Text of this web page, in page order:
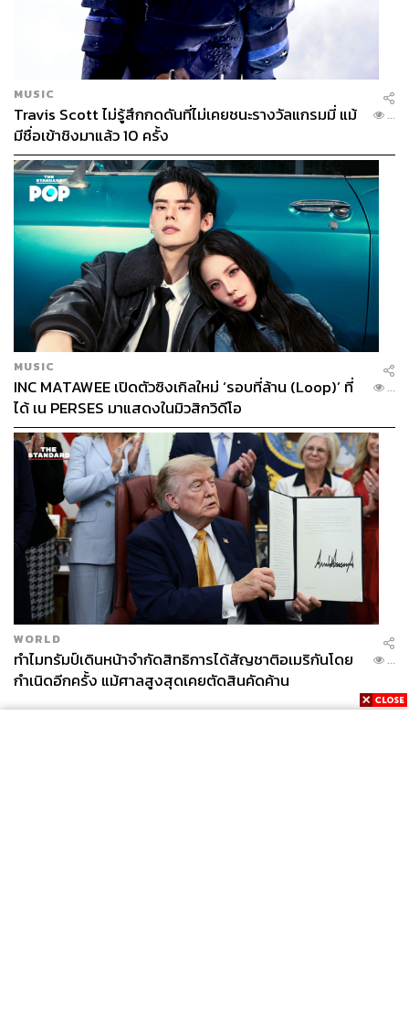
MUSIC
Travis Scott ไม่รู้สึกกดดันที่ไม่เคยชนะรางวัลแกรมมี่ แม้
มีชื่อเข้าชิงมาแล้ว 10 ครั้ง
...
MUSIC
INC MATAWEE เปิดตัวซิงเกิลใหม่ ‘รอบที่ล้าน (Loop)’ ที่
ได้ เน PERSES มาแสดงในมิวสิกวิดีโอ
...
WORLD
ทำไมทรัมป์เดินหน้าจำกัดสิทธิการได้สัญชาติอเมริกันโดย
กำเนิดอีกครั้ง แม้ศาลสูงสุดเคยตัดสินคัดค้าน
...